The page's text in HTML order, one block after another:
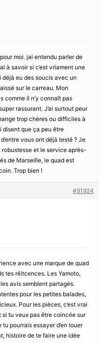
moi. jai entendu parler de
à savoir si c’est vriament une
déjà eu des soucis avec un
sur le carreau. Mon
comme il n’y connaît pas
rassurant. J’ai surtout peur
trop chères ou difficiles à
disent que ça peu être
vous ont déjà testé ? Je
et le service après-
de Marseille, le quad est
Trop bien !
#91924
avec une marque de quad
tes réitcences. Les Yamoto,
avis semblent partagés.
pour les petites balades,
Pour les pièces, c’est vrai
si tu veux pas être coincée sur
pourrais essayer d’en louer
histoire de te faire une idée